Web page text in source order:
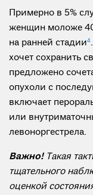
Примерно в 5%
женщин моложе
на ранней стадии4
хочет сохранить
предложено
опухоли с
включает
или
левоноргестрела.
Важно!Такая
тщательного
оценкой